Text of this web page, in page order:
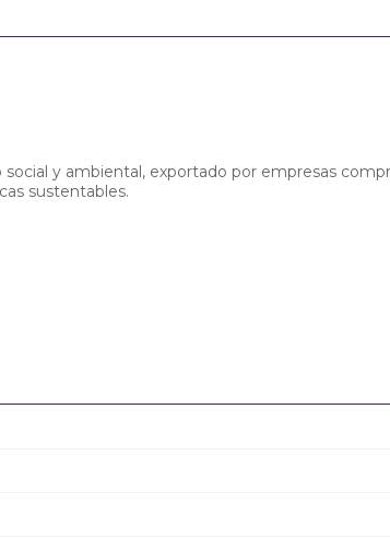
y ambiental, exportado por empresas
sustentables.